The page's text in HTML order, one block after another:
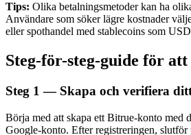
Kryptostödd lånetjänst
Tips: Olika betalningsmetoder kan ha
Användare som söker lägre kostnader
eller spothandel med stablecoins som
Steg-för-steg-guide för
Steg 1 — Skapa och verifiera
Börja med att skapa ett Bitrue-konto med
Google-konto. Efter registreringen, slutför